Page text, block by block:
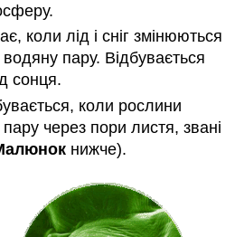
коли лід і сніг змінюються
пару. Відбувається
сонця.
коли рослини
через пори листя, звані
нижче).